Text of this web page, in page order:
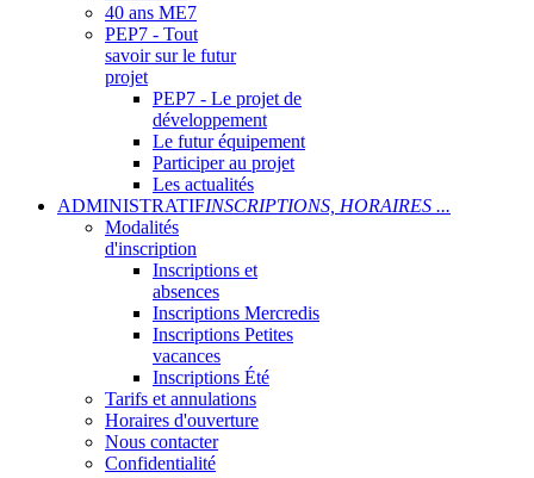
40 ans ME7
PEP7 - Tout
savoir sur le futur
projet
PEP7 - Le projet de
développement
Le futur équipement
Participer au projet
Les actualités
ADMINISTRATIFINSCRIPTIONS, HORAIRES ...
Modalités
d'inscription
Inscriptions et
absences
Inscriptions Mercredis
Inscriptions Petites
vacances
Inscriptions Été
Tarifs et annulations
Horaires d'ouverture
Nous contacter
Confidentialité